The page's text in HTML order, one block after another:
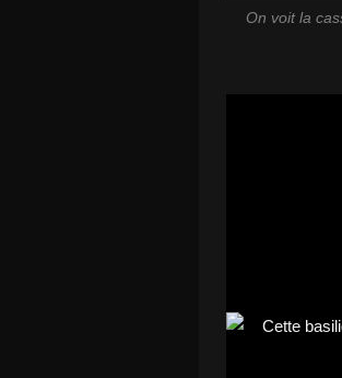
On voit la